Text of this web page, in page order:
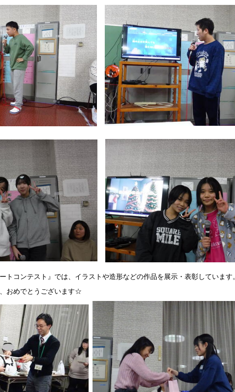
トコンテスト』では、イラストや造形などの作品を展示・表彰しています。
おめでとうございます☆